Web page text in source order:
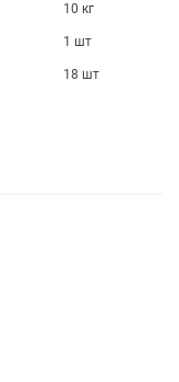
10 кг
1 шт
18 шт